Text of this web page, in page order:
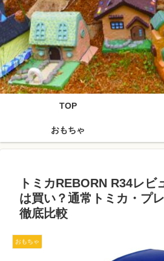
TOP
おもちゃ
トミカREBORN R34レビ
は買い？通常トミカ・プ
徹底比較
おもちゃ